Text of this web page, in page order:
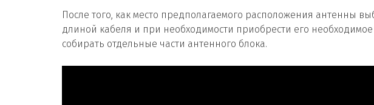
После того, как место предполагаемого расположения антенны
длиной кабеля и при необходимости приобрести его
собирать отдельные части антенного блока.